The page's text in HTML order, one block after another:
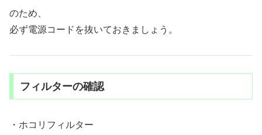
のため、
必ず電源コードを抜いておきましょう。
フィルターの確認
・ホコリフィルター